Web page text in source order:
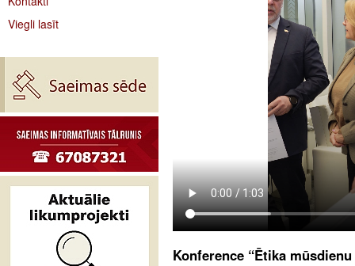
Viegli lasīt
Konference “Ētika